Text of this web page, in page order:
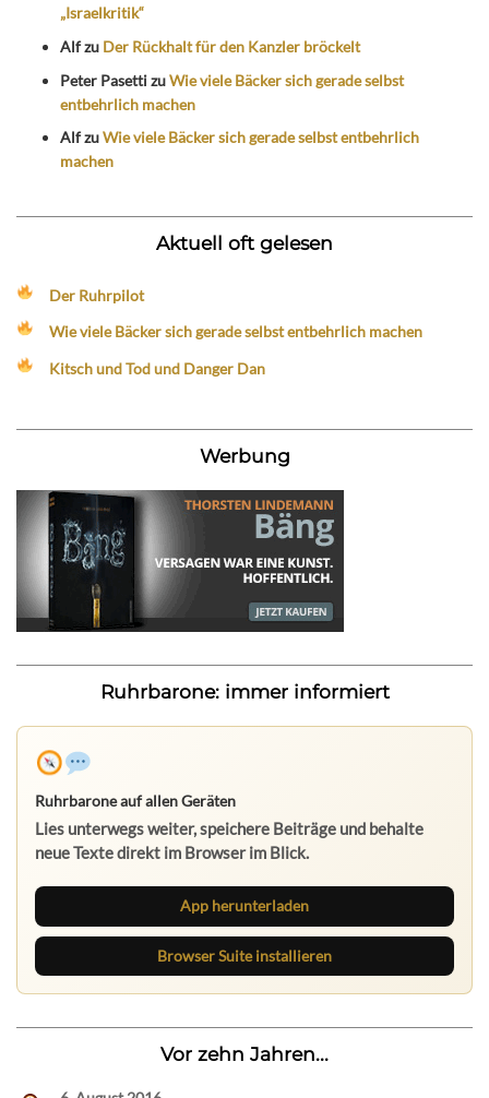
„Israelkritik“
Alfzu Der Rückhalt für den Kanzler bröckelt
Peter PasettizuWie viele Bäcker sich gerade selbst
entbehrlich machen
AlfzuWie viele Bäcker sich gerade selbst entbehrlich
machen
Aktuell oft gelesen
Der Ruhrpilot
Wie viele Bäcker sich gerade selbst entbehrlich machen
Kitsch und Tod und Danger Dan
Werbung
Ruhrbarone: immer informiert
Ruhrbarone auf allen Geräten
Lies unterwegs weiter, speichere Beiträge und behalte
neue Texte direkt im Browser im Blick.
App herunterladen
Browser Suite installieren
Vor zehn Jahren...